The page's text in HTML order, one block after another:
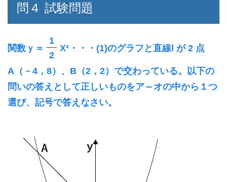
問４ 試験問題
関数ｙ＝
1
2
X²・・・(1)のグラフと直線l が 2 点
A（－4，8）、B（2，2）で交わっている。以下の
問いの答えとして正しいものをア～オの中から１つ
選び、記号で答えなさい。